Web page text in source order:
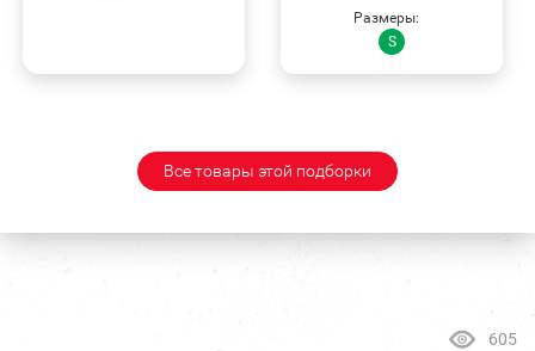
Размеры:
S
Все товары этой подборки
605